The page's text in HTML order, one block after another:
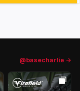
@basecharlie →